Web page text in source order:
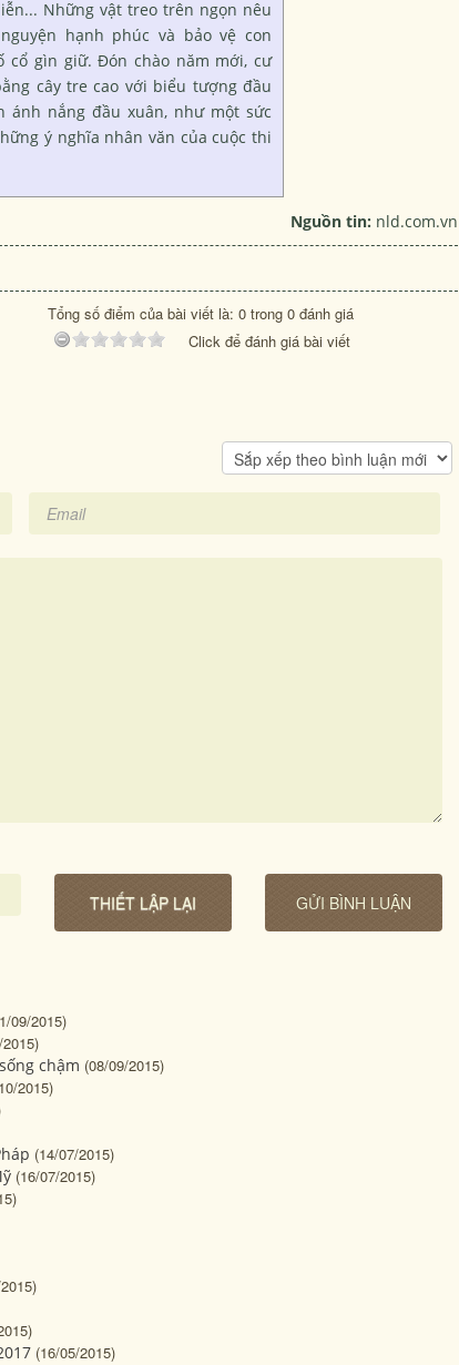
Những vật treo trên ngọn nêu
hạnh phúc và bảo vệ con
cổ gìn giữ. Đón chào năm mới, cư
cây tre cao với biểu tượng đầu
ánh nắng đầu xuân, như một sức
ý nghĩa nhân văn của cuộc thi
Nguồn tin: nld.com.vn
Tổng số điểm của bài viết là: 0 trong 0 đánh giá
Click để đánh giá bài viết
09/2015)
chậm (08/09/2015)
2015)
(14/07/2015)
(16/07/2015)
(16/05/2015)